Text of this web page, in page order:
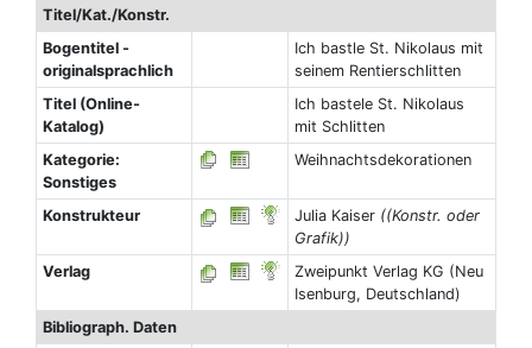
Titel/Kat./Konstr.
Bogentitel -
originalsprachlich
Ich bastle St. Nikolaus mit
seinem Rentierschlitten
Titel (Online-
Katalog)
Ich bastele St. Nikolaus
mit Schlitten
Kategorie:
Sonstiges
Weihnachtsdekorationen
Konstrukteur Julia Kaiser ((Konstr. oder
Grafik))
Verlag
Zweipunkt Verlag KG (Neu
Isenburg, Deutschland)
Bibliograph. Daten